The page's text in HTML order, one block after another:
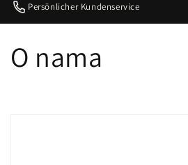
Persönlicher Kundenservice
O nama